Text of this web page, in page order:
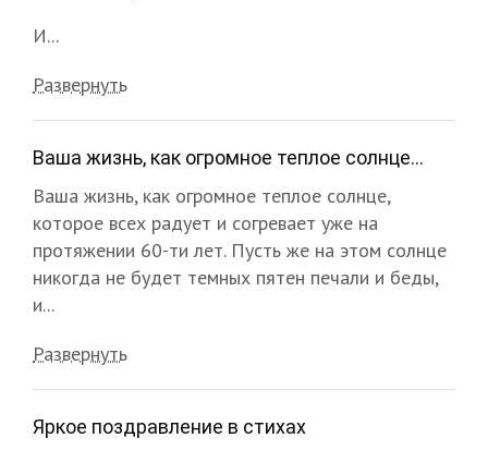
И...
Развернуть
Ваша жизнь, как огромное теплое солнце...
Ваша жизнь, как огромное теплое солнце,
которое всех радует и согревает уже на
протяжении 60-ти лет. Пусть же на этом солнце
никогда не будет темных пятен печали и беды,
и...
Развернуть
Яркое поздравление в стихах